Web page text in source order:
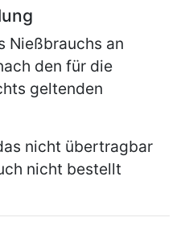
Nießbrauchs an
den für die
geltenden
nicht übertragbar
nicht bestellt